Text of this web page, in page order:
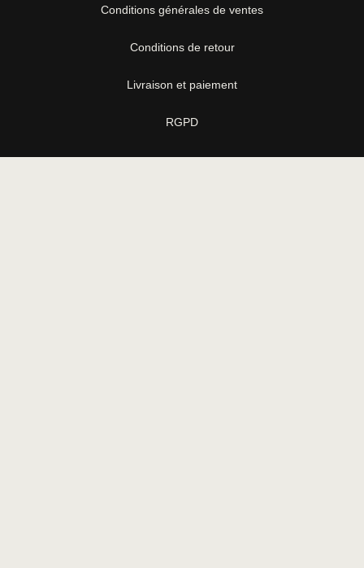
Conditions générales de ventes
Conditions de retour
Livraison et paiement
RGPD